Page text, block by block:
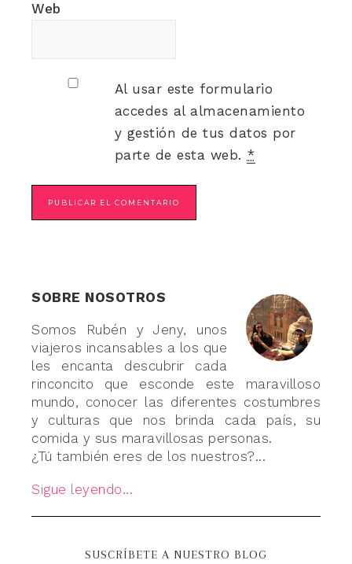
Web
Al usar este formulario
accedes al almacenamiento
y gestión de tus datos por
parte de esta web. *
SOBRE NOSOTROS
Somos Rubén y Jeny, unos
viajeros incansables a los que
les encanta descubrir cada
rinconcito que esconde este maravilloso
mundo, conocer las diferentes costumbres
y culturas que nos brinda cada país, su
comida y sus maravillosas personas.
¿Tú también eres de los nuestros?...
Sigue leyendo...
SUSCRÍBETE A NUESTRO BLOG